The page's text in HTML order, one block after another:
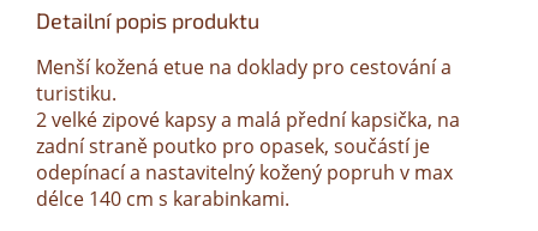
Detailní popis produktu
Menší kožená etue na doklady pro cestování a
turistiku.
2 velké zipové kapsy a malá přední kapsička, na
zadní straně poutko pro opasek, součástí je
odepínací a nastavitelný kožený popruh v max
délce 140 cm s karabinkami.